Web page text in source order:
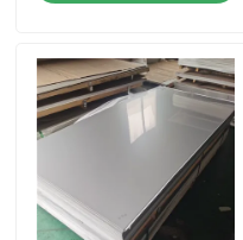
Videos
Ongeveer ons
Fabrieksreis